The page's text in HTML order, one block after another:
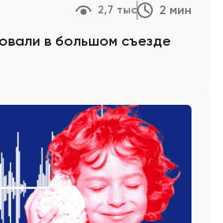
2,7 тыс 2 мин
в большом съезде